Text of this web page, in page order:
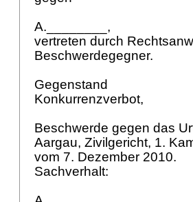
A.________,
vertreten durch
Beschwerdegegner.
Gegenstand
Konkurrenzverbot,
Beschwerde gegen das
Aargau, Zivilgericht, 1.
vom 7. Dezember 2010.
Sachverhalt: